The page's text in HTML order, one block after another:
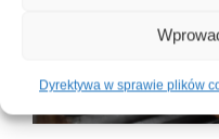
Dyrektywa w sprawie plików